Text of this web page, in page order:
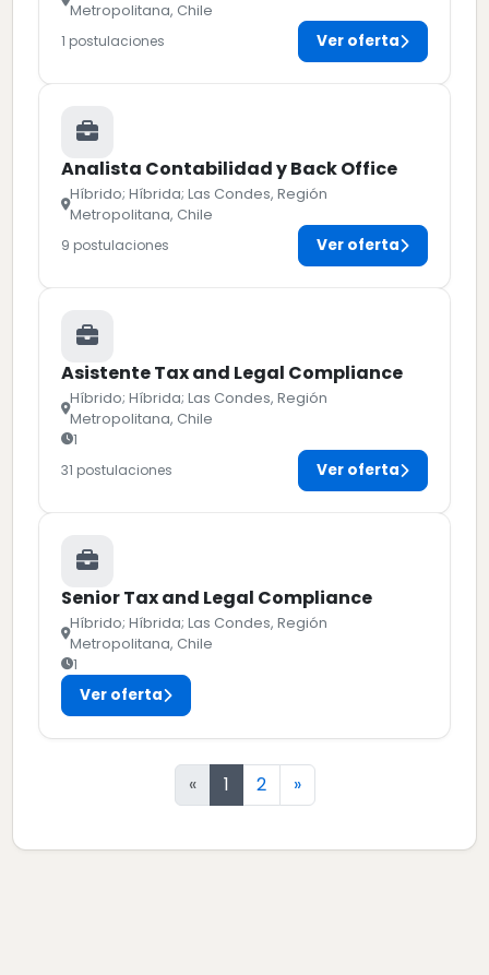
Metropolitana, Chile
1 postulaciones
Ver oferta
Analista Contabilidad y Back Office
Híbrido; Híbrida; Las Condes, Región
Metropolitana, Chile
9 postulaciones
Ver oferta
Asistente Tax and Legal Compliance
Híbrido; Híbrida; Las Condes, Región
Metropolitana, Chile
1
31 postulaciones
Ver oferta
Senior Tax and Legal Compliance
Híbrido; Híbrida; Las Condes, Región
Metropolitana, Chile
1
Ver oferta
« 1 2 »Siguiente